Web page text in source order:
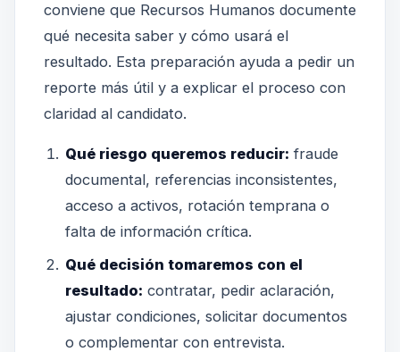
conviene que Recursos Humanos documente
qué necesita saber y cómo usará el
resultado. Esta preparación ayuda a pedir un
reporte más útil y a explicar el proceso con
claridad al candidato.
Qué riesgo queremos reducir: fraude
documental, referencias inconsistentes,
acceso a activos, rotación temprana o
falta de información crítica.
Qué decisión tomaremos con el
resultado: contratar, pedir aclaración,
ajustar condiciones, solicitar documentos
o complementar con entrevista.